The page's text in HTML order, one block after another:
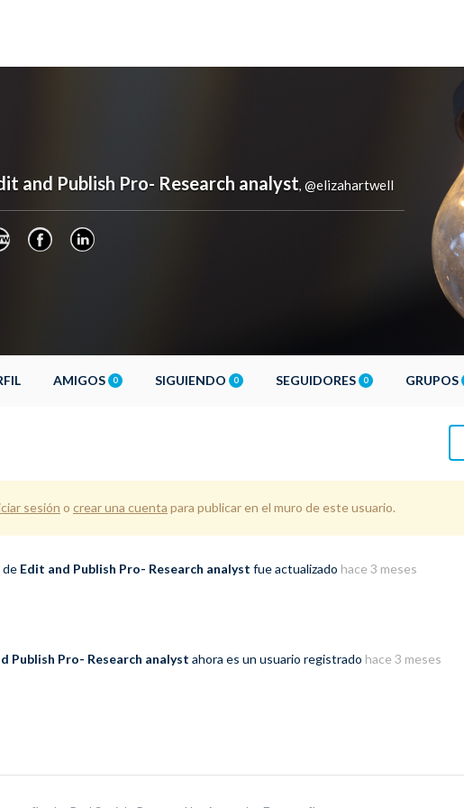
and Publish Pro- Research analyst, @elizahartwell
AMIGOS 0 SIGUIENDO 0 SEGUIDORES 0 GRUPOS
sesión o crear una cuenta para publicar en el muro de este usuario.
de Edit and Publish Pro- Research analyst fue actualizado hace 3 meses
Publish Pro- Research analyst ahora es un usuario registrado hace 3 meses